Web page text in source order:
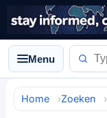
Menu
Home Zoeken